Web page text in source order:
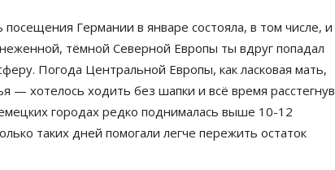
Германии в январе состояла, в том числе, и
тёмной Северной Европы ты вдруг попадал
Погода Центральной Европы, как ласковая мать,
— хотелось ходить без шапки и всё время расстегнув
городах редко поднималась выше 10-12
таких дней помогали легче пережить остаток